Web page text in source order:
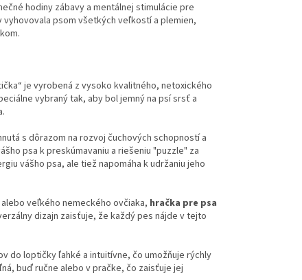
hodiny zábavy a mentálnej stimulácie pre
vyhovovala psom všetkých veľkostí a plemien,
je vyrobená z vysoko kvalitného, netoxického
vybraný tak, aby bol jemný na psí srsť a
s dôrazom na rozvoj čuchových schopností a
psa k preskúmavaniu a riešeniu "puzzle" za
vášho psa, ale tiež napomáha k udržaniu jeho
veľkého nemeckého ovčiaka, hračka pre psa
dizajn zaisťuje, že každý pes nájde v tejto
do loptičky ľahké a intuitívne, čo umožňuje rýchly
buď ručne alebo v pračke, čo zaisťuje jej